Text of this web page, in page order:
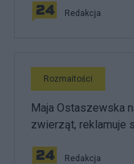
Redakcja
Rozmaitości
Maja Ostaszewska
zwierząt, reklamuje
Redakcja